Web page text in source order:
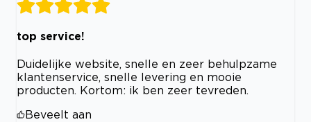
top service!
Duidelijke website, snelle en zeer behulpzame
klantenservice, snelle levering en mooie
producten. Kortom: ik ben zeer tevreden.
Beveelt aan